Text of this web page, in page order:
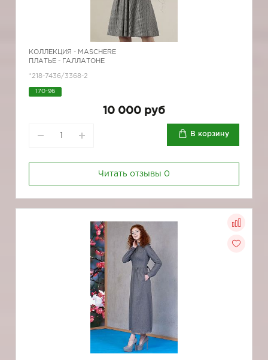
КОЛЛЕКЦИЯ - MASCHERE
ПЛАТЬЕ - ГАЛЛАТОНЕ
*218-7436/3368-2
170-96
10 000 руб
В корзину
Читать отзывы 0